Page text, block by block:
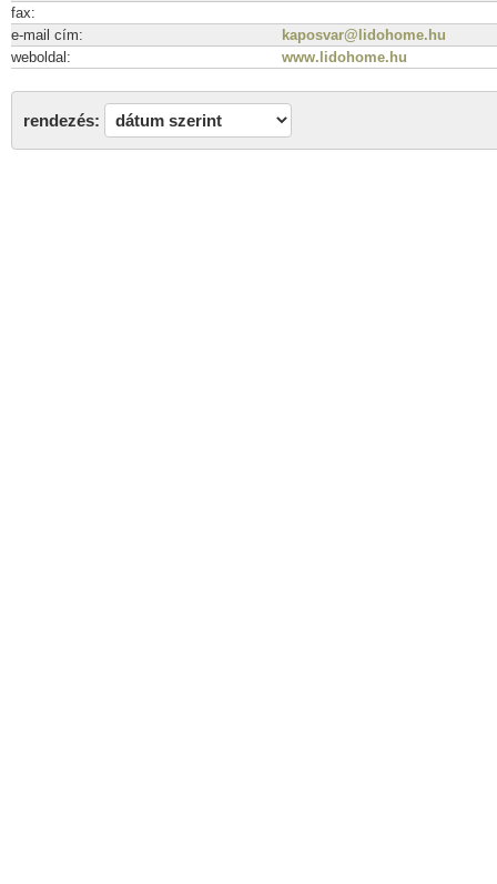
fax:
e-mail cím:
kaposvar@lidohome.hu
weboldal:
www.lidohome.hu
rendezés: